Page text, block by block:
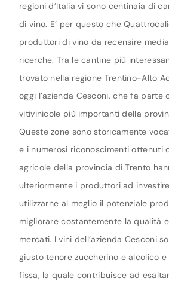
regioni d’Italia vi sono centinaia di
di vino. E’ per questo che
produttori di vino da recensire
ricerche. Tra le cantine più
trovato nella regione Trentino-Alto
oggi l’azienda Cesconi, che fa parte
vitivinicole più importanti della
Queste zone sono storicamente
e i numerosi riconoscimenti ottenuti
agricole della provincia di Trento
ulteriormente i produttori ad
utilizzarne al meglio il potenziale
migliorare costantemente la qualità
mercati. I vini dell’azienda Cesconi
giusto tenore zuccherino e alcolico
fissa, la quale contribuisce ad